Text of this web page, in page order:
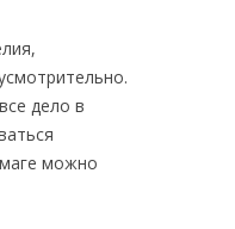
дело в
можно